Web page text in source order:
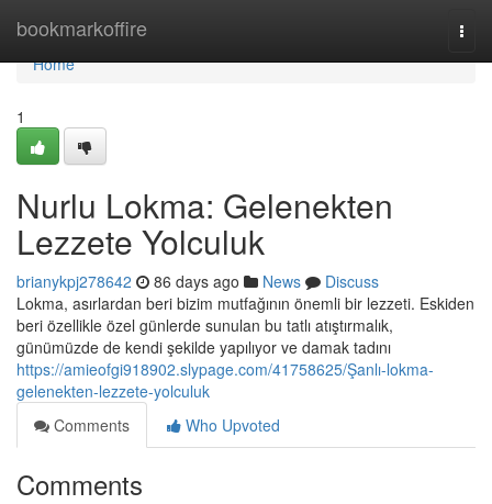
bookmarkoffire
Home
Home
1
Nurlu Lokma: Gelenekten
Lezzete Yolculuk
brianykpj278642 86 days ago News
Discuss
Lokma, asırlardan beri bizim mutfağının önemli bir lezzeti. Eskiden
beri özellikle özel günlerde sunulan bu tatlı atıştırmalık,
günümüzde de kendi şekilde yapılıyor ve damak tadını
https://amieofgi918902.slypage.com/41758625/Şanlı-lokma-
gelenekten-lezzete-yolculuk
Comments
Who Upvoted
Comments